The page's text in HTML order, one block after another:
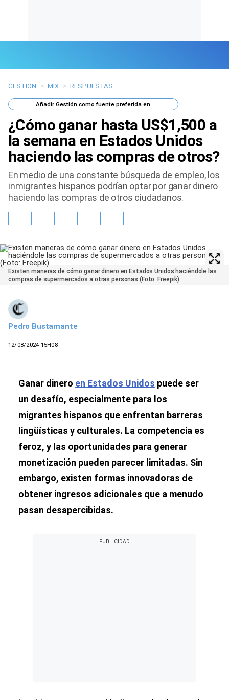
Últimas Noticias
Mi Bolsillo
Respuestas
Gente
Vida Laboral
Sports
GESTION > MIX > RESPUESTAS
AñadirGestión como fuente preferida en
¿Cómo ganar hasta US$1,500 a
la semana en Estados Unidos
haciendo las compras de otros?
En medio de una constante búsqueda de empleo, los
inmigrantes hispanos podrían optar por ganar dinero
haciendo las compras de otros ciudadanos.
Existen maneras de cómo ganar dinero en Estados Unidos haciéndole las
compras de supermercados a otras personas (Foto: Freepik)
Pedro Bustamante
12/08/2024 15H08
Ganar dinero en Estados Unidos puede ser
un desafío, especialmente para los
migrantes hispanos que enfrentan barreras
lingüísticas y culturales. La competencia es
feroz, y las oportunidades para generar
monetización pueden parecer limitadas. Sin
embargo, existen formas innovadoras de
obtener ingresos adicionales que a menudo
pasan desapercibidas.